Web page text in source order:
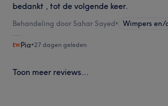
bedankt , tot de volgende keer.
Behandeling door Sahar Sayed• Wimpers en/
Pia•27 dagen geleden
Toon meer reviews...